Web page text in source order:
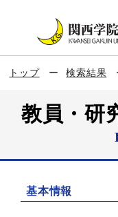
トップ 検索結果
教員・研
基本情報